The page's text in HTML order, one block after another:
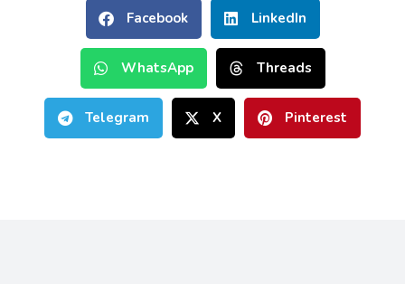
Facebook LinkedIn
WhatsApp Threads
Telegram X Pinterest